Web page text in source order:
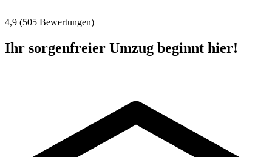
4,9 (505 Bewertungen)
Ihr sorgenfreier Umzug beginnt hier!